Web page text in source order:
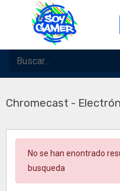
Chromecast -
No se han enontrado
busqueda